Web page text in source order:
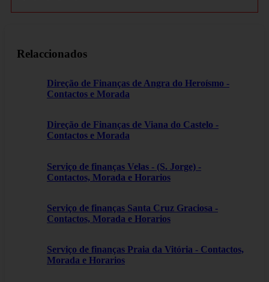
Relaccionados
Direção de Finanças de Angra do Heroísmo -
Contactos e Morada
Direção de Finanças de Viana do Castelo -
Contactos e Morada
Serviço de finanças Velas - (S. Jorge) -
Contactos, Morada e Horarios
Serviço de finanças Santa Cruz Graciosa -
Contactos, Morada e Horarios
Serviço de finanças Praia da Vitória - Contactos,
Morada e Horarios